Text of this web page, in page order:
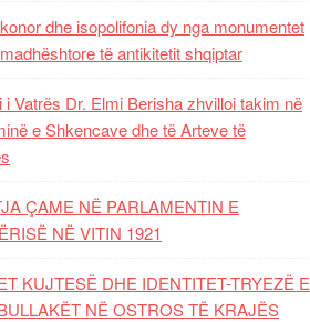
dhe isopolifonia dy nga monumentet
të antikitetit shqiptar
i Vatrës Dr. Elmi Berisha zhvilloi takim në
e Shkencave dhe të Arteve të
ÇAME NË PARLAMENTIN E
NË VITIN 1921
KUJTESË DHE IDENTITET-TRYEZË E
NË OSTROS TË KRAJËS